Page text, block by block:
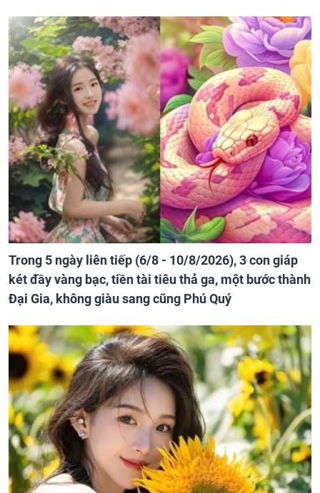
Trong 5 ngày liên tiếp (6/8 - 10/8/2026), 3 con giáp
két đầy vàng bạc, tiền tài tiêu thả ga, một bước thành
Đại Gia, không giàu sang cũng Phú Quý